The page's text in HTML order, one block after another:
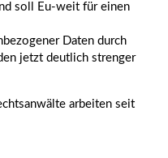
soll Eu-weit für einen
Daten durch
jetzt deutlich strenger
arbeiten seit